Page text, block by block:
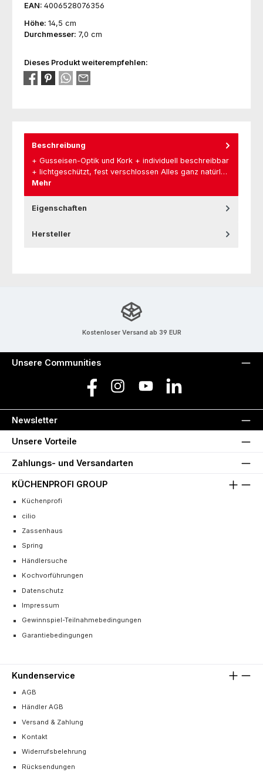
EAN: 4006528076356
Höhe: 14,5 cm
Durchmesser: 7,0 cm
Dieses Produkt weiterempfehlen:
Beschreibung
+ Gusseisen-Optik und Kork + individuell beschreibbar
+ lichtgeschützt, fest verschlossen Alles ganz natürl…
Mehr
Eigenschaften
Hersteller
Kostenloser Versand ab 39 EUR
Unsere Communities
Facebook Instagram YouTube LinkedIn
Newsletter
Unsere Vorteile
Zahlungs- und Versandarten
KÜCHENPROFI GROUP
Küchenprofi
cilio
Zassenhaus
Spring
Händlersuche
Kochvorführungen
Datenschutz
Impressum
Gewinnspiel-Teilnahmebedingungen
Garantiebedingungen
Kundenservice
AGB
Händler AGB
Versand & Zahlung
Kontakt
Widerrufsbelehrung
Rücksendungen